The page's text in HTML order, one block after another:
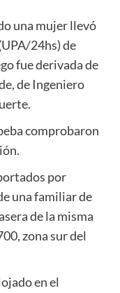
una mujer llevó
24hs) de
fue derivada de
de Ingeniero
comprobaron
por
una familiar de
de la misma
zona sur del
en el